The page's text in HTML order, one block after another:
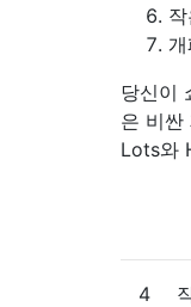
당신이
은 비싼
Lots와
4